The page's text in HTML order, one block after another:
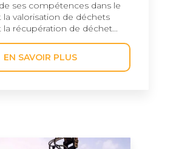
ses compétences dans le
la valorisation de déchets
récupération de déchet...
EN SAVOIR PLUS